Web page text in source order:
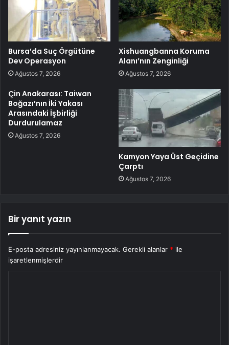
Bursa’da Suç Örgütüne
Dev Operasyon
Ağustos 7, 2026
Xishuangbanna Koruma
Alanı’nın Zenginliği
Ağustos 7, 2026
Çin Anakarası: Taiwan
Boğazı’nın İki Yakası
Arasındaki İşbirliği
Durdurulamaz
Ağustos 7, 2026
Kamyon Yaya Üst Geçidine
Çarptı
Ağustos 7, 2026
Bir yanıt yazın
E-posta adresiniz yayınlanmayacak. Gerekli alanlar * ile
işaretlenmişlerdir